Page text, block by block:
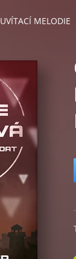
UVÍTACÍ MELODIE